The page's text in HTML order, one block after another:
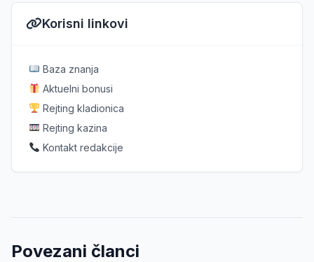
Korisni linkovi
Baza znanja
Aktuelni bonusi
Rejting kladionica
Rejting kazina
Kontakt redakcije
Povezani članci